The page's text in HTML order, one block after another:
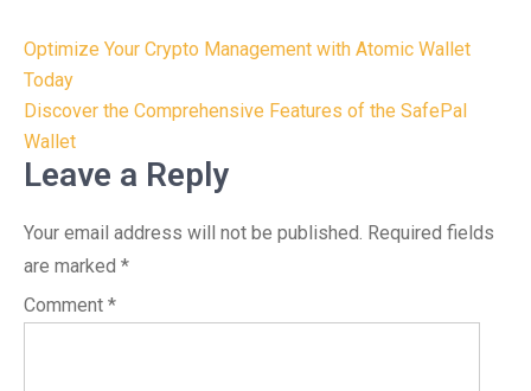
Post
navigation
Optimize Your Crypto Management with Atomic Wallet
Today
Discover the Comprehensive Features of the SafePal
Wallet
Leave a Reply
Your email address will not be published. Required fields
are marked *
Comment *